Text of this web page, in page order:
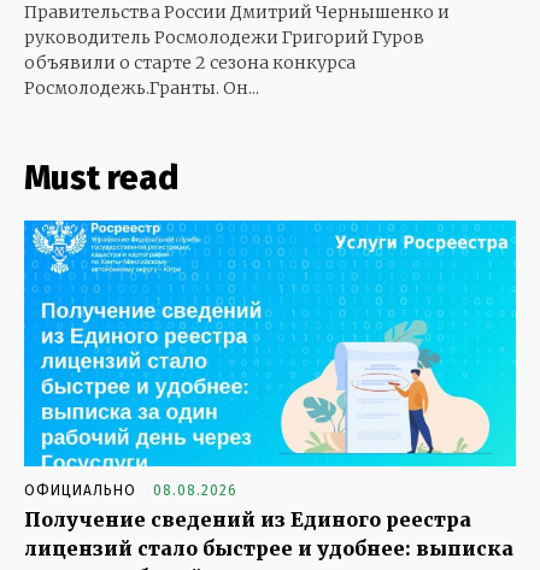
Правительства России Дмитрий Чернышенко и
руководитель Росмолодежи Григорий Гуров
объявили о старте 2 сезона конкурса
Росмолодежь.Гранты. Он...
Must read
ОФИЦИАЛЬНО 08.08.2026
Получение сведений из Единого реестра
лицензий стало быстрее и удобнее: выписка